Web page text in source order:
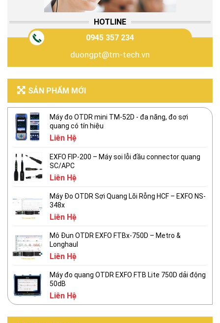
HOTLINE
0945 357 234
duongpt@tm-tech.vn
SẢN PHẨM MỚI
Máy đo OTDR mini TM-52D - đa năng, đo sợi
quang có tín hiệu
Liên Hệ
EXFO FIP-200 – Máy soi lỗi đầu connector quang
SC/APC
Liên Hệ
Máy Đo OTDR Sợi Quang Lõi Rỗng HCF – EXFO NS-
348x
Liên Hệ
Mô Đun OTDR EXFO FTBx-750D – Metro &
Longhaul
Liên Hệ
Máy đo quang OTDR EXFO FTB Lite 750D dải động
50dB
Liên Hệ